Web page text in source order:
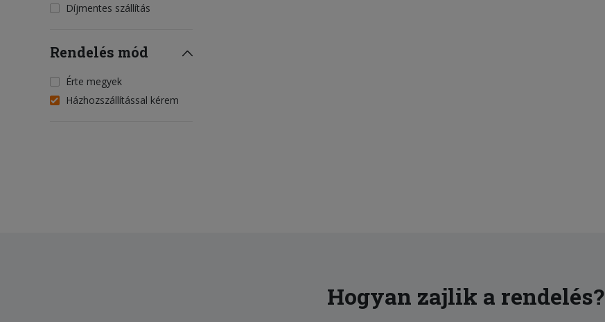
Díjmentes szállítás
Rendelés mód
Érte megyek
Házhozszállítással kérem
Hogyan zajlik a rendelés?